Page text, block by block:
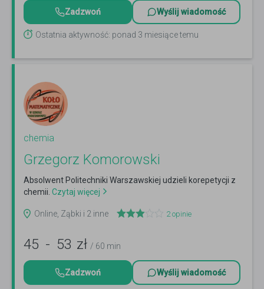
Zadzwoń Wyślij wiadomość
Ostatnia aktywność: ponad 3 miesiące temu
chemia
Grzegorz Komorowski
Absolwent Politechniki Warszawskiej udzieli korepetycji z
chemii. Czytaj więcej
Online, Ząbki i 2 inne 2opinie
45 - 53 zł / 60 min
Zadzwoń Wyślij wiadomość